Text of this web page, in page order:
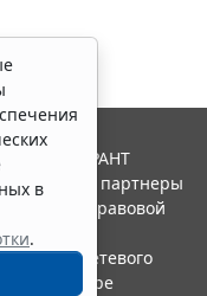
в
.
ГАРАНТ
и ее партнеры
правовой
сетевого
в сфере